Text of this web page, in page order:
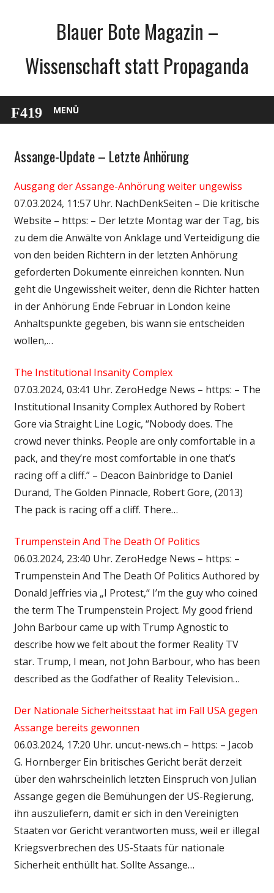
Blauer Bote Magazin –
Wissenschaft statt Propaganda
MENÜ
Gesellschaft
Politik
Wissenschaft
Assange-Update – Letzte Anhörung
Ausgang der Assange-Anhörung weiter ungewiss
07.03.2024, 11:57 Uhr. NachDenkSeiten – Die kritische
Website – https: – Der letzte Montag war der Tag, bis
zu dem die Anwälte von Anklage und Verteidigung die
von den beiden Richtern in der letzten Anhörung
geforderten Dokumente einreichen konnten. Nun
geht die Ungewissheit weiter, denn die Richter hatten
in der Anhörung Ende Februar in London keine
Anhaltspunkte gegeben, bis wann sie entscheiden
wollen,…
The Institutional Insanity Complex
07.03.2024, 03:41 Uhr. ZeroHedge News – https: – The
Institutional Insanity Complex Authored by Robert
Gore via Straight Line Logic, “Nobody does. The
crowd never thinks. People are only comfortable in a
pack, and they’re most comfortable in one that’s
racing off a cliff.” – Deacon Bainbridge to Daniel
Durand, The Golden Pinnacle, Robert Gore, (2013)
The pack is racing off a cliff. There…
Trumpenstein And The Death Of Politics
06.03.2024, 23:40 Uhr. ZeroHedge News – https: –
Trumpenstein And The Death Of Politics Authored by
Donald Jeffries via „I Protest,“ I’m the guy who coined
the term The Trumpenstein Project. My good friend
John Barbour came up with Trump Agnostic to
describe how we felt about the former Reality TV
star. Trump, I mean, not John Barbour, who has been
described as the Godfather of Reality Television…
Der Nationale Sicherheitsstaat hat im Fall USA gegen
Assange bereits gewonnen
06.03.2024, 17:20 Uhr. uncut-news.ch – https: – Jacob
G. Hornberger Ein britisches Gericht berät derzeit
über den wahrscheinlich letzten Einspruch von Julian
Assange gegen die Bemühungen der US-Regierung,
ihn auszuliefern, damit er sich in den Vereinigten
Staaten vor Gericht verantworten muss, weil er illegal
Kriegsverbrechen des US-Staats für nationale
Sicherheit enthüllt hat. Sollte Assange…